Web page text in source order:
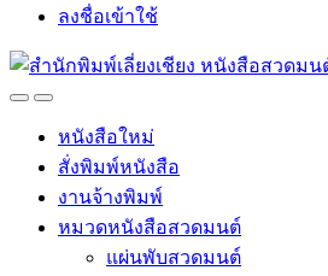
ลงชื่อเข้าใช้
OpenClose
หนังสือใหม่
สั่งพิมพ์หนังสือ
งานจ้างพิมพ์
หมวดหนังสือสวดมนต์
แผ่นพับสวดมนต์